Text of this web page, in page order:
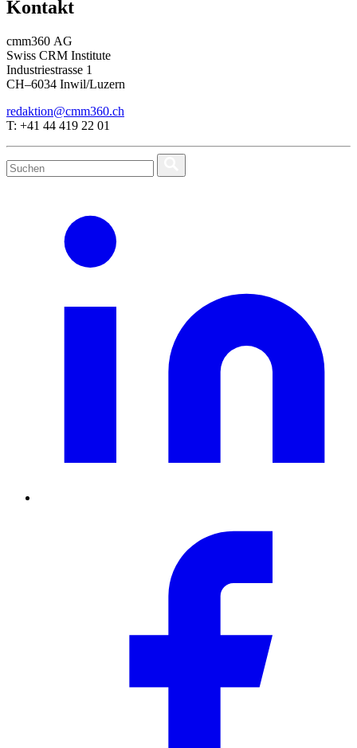
Kontakt
cmm360 AG
Swiss CRM Institute
Industriestrasse 1
CH–6034 Inwil/Luzern
redaktion@cmm360.ch
T: +41 44 419 22 01